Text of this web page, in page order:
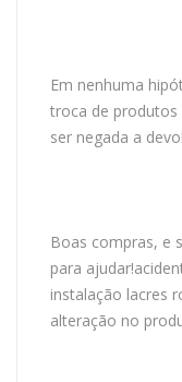
Em nenhuma
troca de produtos
ser negada a
Boas compras, e
para
instalação lacres
alteração no